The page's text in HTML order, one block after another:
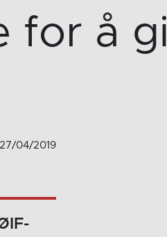
for å gi
27/04/2019